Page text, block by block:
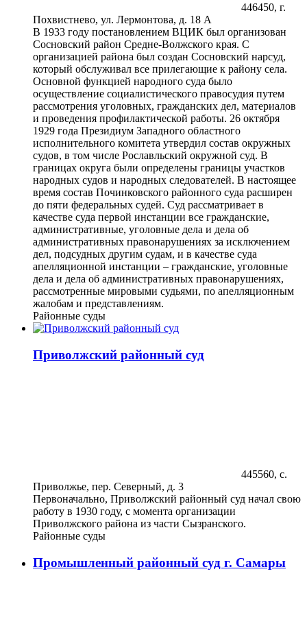
446450, г.
Похвистнево, ул. Лермонтова, д. 18 А
В 1933 году постановлением ВЦИК был организован
Сосновский район Средне-Волжского края. С
организацией района был создан Сосновский нарсуд,
который обслуживал все прилегающие к рай­ону села.
Основной функцией народного суда было
осуществление социалистического правосудия путем
рассмотрения уголовных, граждан­ских дел, материалов
и проведения профилактической работы. 26 октября
1929 года Президиум Западного областного
исполнительного комитета утвердил состав окружных
судов, в том числе Рославльский окружной суд. В
границах округа были определены границы участков
народных судов и народных следователей. В настоящее
время состав Починковского районного суда расширен
до пяти федеральных судей. Суд рассматривает в
качестве суда первой инстанции все гражданские,
административные, уголовные дела и дела об
административных правонарушениях за исключением
дел, подсудных другим судам, и в качестве суда
апелляционной инстанции – гражданские, уголовные
дела и дела об административных правонарушениях,
рассмотренные мировыми судьями, по апелляционным
жалобам и представлениям.
Районные суды
Приволжский районный суд
445560, с.
Приволжье, пер. Северный, д. 3
Первоначально, Приволжский районный суд начал свою
работу в 1930 году, с момента организации
Приволжского района из части Сызранского.
Районные суды
Промышленный районный суд г. Самары